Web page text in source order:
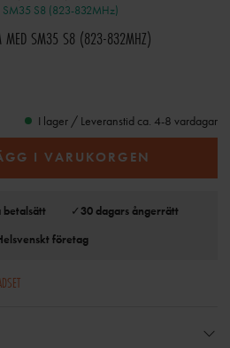
SM35 S8 (823-832MHz)
MED SM35 S8 (823-832MHZ)
I lager / Leveranstid ca. 4-8 vardagar
I VARUKORGEN
betalsätt ✓30 dagars ångerrätt
företag